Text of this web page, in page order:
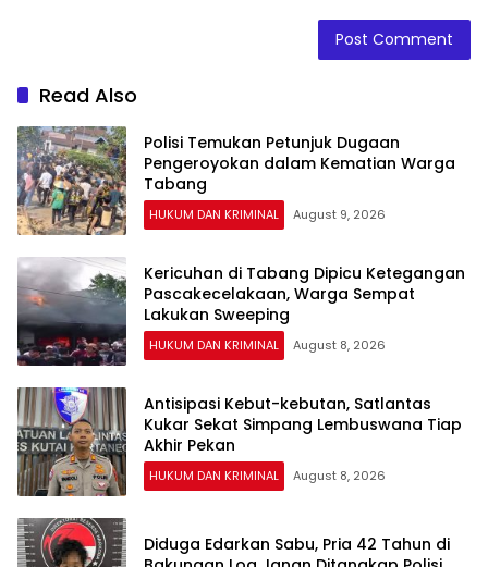
Read Also
Polisi Temukan Petunjuk Dugaan
Pengeroyokan dalam Kematian Warga
Tabang
HUKUM DAN KRIMINAL August 9, 2026
Kericuhan di Tabang Dipicu Ketegangan
Pascakecelakaan, Warga Sempat
Lakukan Sweeping
HUKUM DAN KRIMINAL August 8, 2026
Antisipasi Kebut-kebutan, Satlantas
Kukar Sekat Simpang Lembuswana Tiap
Akhir Pekan
HUKUM DAN KRIMINAL August 8, 2026
Diduga Edarkan Sabu, Pria 42 Tahun di